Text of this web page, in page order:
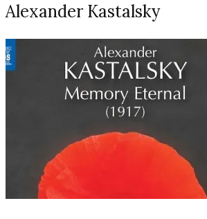
Alexander Kastalsky